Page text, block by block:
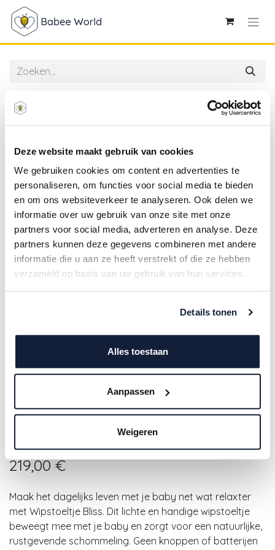
Deze website maakt gebruik van cookies
We gebruiken cookies om content en advertenties te
personaliseren, om functies voor social media te bieden
en om ons websiteverkeer te analyseren. Ook delen we
informatie over uw gebruik van onze site met onze
partners voor social media, adverteren en analyse. Deze
partners kunnen deze gegevens combineren met andere
informatie die u aan ze heeft verstrekt of die ze hebben
verzameld op basis van uw gebruik van hun services.
Details tonen
Alles toestaan
Aanpassen
Weigeren
Babybjorn | Relax Bliss Geweven Classic Quilt
Donkergroen
Babybjorn | Relax Bliss Geweven
Classic Quilt Donkergroen
219,00€
Maak het dagelijks leven met je baby net wat relaxter
met Wipstoeltje Bliss. Dit lichte en handige wipstoeltje
beweegt mee met je baby en zorgt voor een natuurlijke,
rustgevende schommeling. Geen knoppen of batterijen